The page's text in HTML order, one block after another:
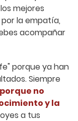
mejores
la empatía,
acompañar
porque ya han
Siempre
no
y la
a tus